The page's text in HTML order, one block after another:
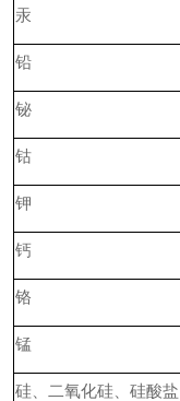
汞
铅
铋
钴
钾
钙
铬
锰
硅、二氧化硅、硅酸盐